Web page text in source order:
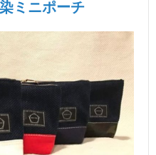
ミニポーチ